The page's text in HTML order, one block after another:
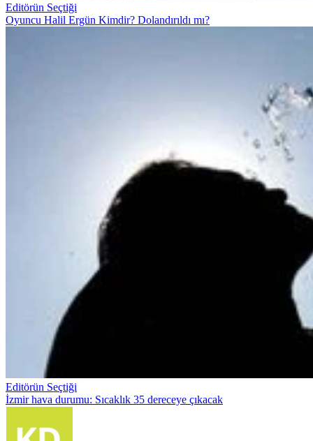
Editörün Seçtiği
Oyuncu Halil Ergün Kimdir? Dolandırıldı mı?
Editörün Seçtiği
İzmir hava durumu: Sıcaklık 35 dereceye çıkacak